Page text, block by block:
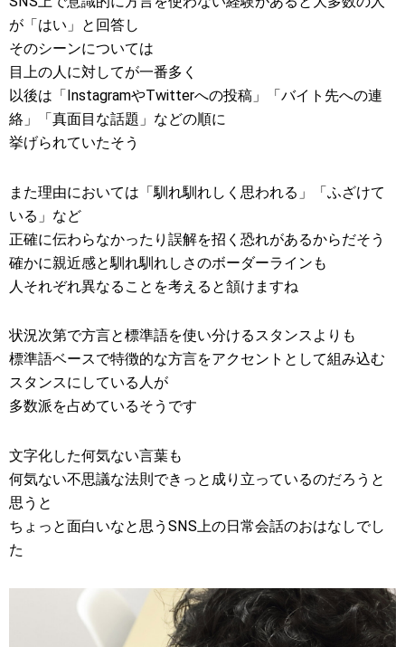
が「はい」と回答し
そのシーンについては
目上の人に対してが一番多く
以後は「InstagramやTwitterへの投稿」「バイト先への連
絡」「真面目な話題」などの順に
挙げられていたそう
また理由においては「馴れ馴れしく思われる」「ふざけて
いる」など
正確に伝わらなかったり誤解を招く恐れがあるからだそう
確かに親近感と馴れ馴れしさのボーダーラインも
人それぞれ異なることを考えると頷けますね
状況次第で方言と標準語を使い分けるスタンスよりも
標準語ベースで特徴的な方言をアクセントとして組み込む
スタンスにしている人が
多数派を占めているそうです
文字化した何気ない言葉も
何気ない不思議な法則できっと成り立っているのだろうと
思うと
ちょっと面白いなと思うSNS上の日常会話のおはなしでし
た